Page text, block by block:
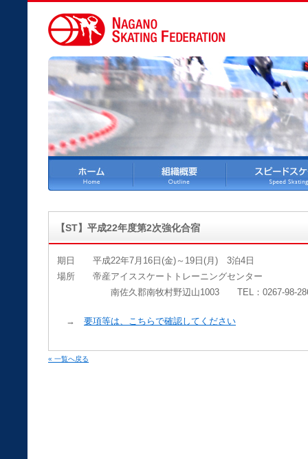
【ST】平成22年度第2次強化合宿
期日 平成22年7月16日(金)～19日(月) 3泊4日
場所 帝産アイススケートトレーニングセンター
南佐久郡南牧村野辺山1003 TEL：0267-98-
→ 要項等は、こちらで確認してください
« 一覧へ戻る